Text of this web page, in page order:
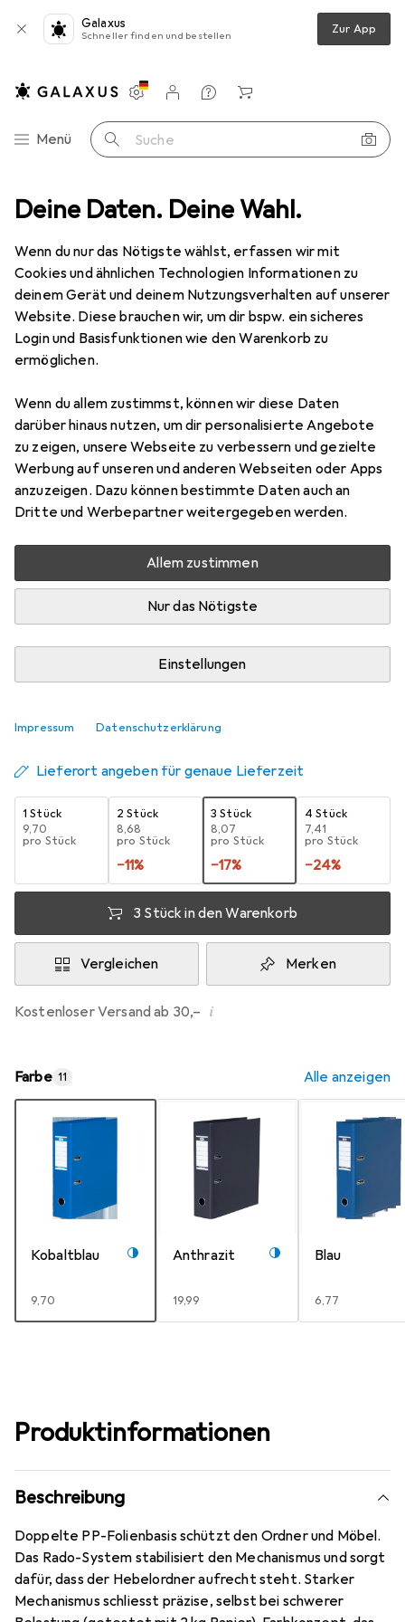
Deine Daten. Deine Wahl.
Wenn du nur das Nötigste wählst, erfassen wir mit
Cookies und ähnlichen Technologien Informationen zu
deinem Gerät und deinem Nutzungsverhalten auf unserer
Website. Diese brauchen wir, um dir bspw. ein sicheres
Login und Basisfunktionen wie den Warenkorb zu
ermöglichen.
Wenn du allem zustimmst, können wir diese Daten
darüber hinaus nutzen, um dir personalisierte Angebote
zu zeigen, unsere Webseite zu verbessern und gezielte
Werbung auf unseren und anderen Webseiten oder Apps
anzuzeigen. Dazu können bestimmte Daten auch an
Dritte und Werbepartner weitergegeben werden.
Allem zustimmen
Nur das Nötigste
Einstellungen
Impressum Datenschutzerklärung
Galaxus
Schneller finden und bestellen Zur App
Navigation nach Kategorien
Menü Suche
Einstellungen
Kundenkonto
Vergleichslisten
Merklisten
Warenkorb
80 mm, blau PP-Kunststoffbezug, stabiler Kantenschutz durch
2 Bilder
MENGENRABATT
ElbaOrdner "Strong Line", A4,
Rückenbreite: 80 mm, blau PP-
Kunststoffbezug, stabiler
Kantenschutz durch
A4+, 80 mm
EUR
8,07
Bewertungen
Zwischen Sa, 15.8. und Do, 20.8. geliefert
Benachrichtigen, wenn schneller verfügbar
Lieferort angeben für genaue Lieferzeit
1 Stück
EUR
9,70
pro Stück
2 Stück
EUR
8,68
pro Stück
−11%
3 Stück
EUR
8,07
pro Stück
−17%
4 Stück
EUR
7,41
pro Stück
−24%
3 Stück in den Warenkorb
Vergleichen Merken
Kostenloser Versand ab 30,– i
Farbe 11 Alle anzeigen
Kobaltblau
EUR
9,70
Anthrazit
EUR
19,99
Blau
EUR
6,77
Produktinformationen
Beschreibung
Doppelte PP-Folienbasis schützt den Ordner und Möbel.
Das Rado-System stabilisiert den Mechanismus und sorgt
dafür, dass der Hebelordner aufrecht steht. Starker
Mechanismus schliesst präzise, selbst bei schwerer